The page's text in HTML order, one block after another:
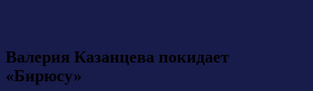
Валерия Казанцева покидает
«Бирюсу»